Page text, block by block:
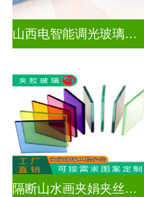
山西电智能调光玻璃厂家地址
隔断山水画夹娟夹丝玻璃